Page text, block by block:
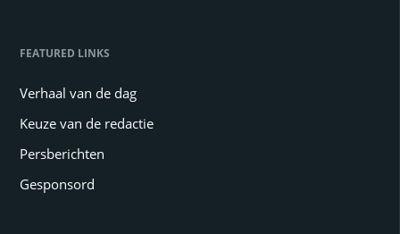
FEATURED LINKS
Verhaal van de dag
Keuze van de redactie
Persberichten
Gesponsord